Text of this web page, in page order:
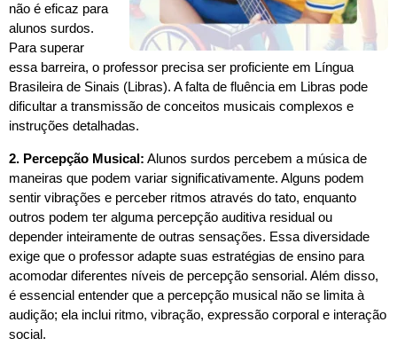
não é eficaz para
alunos surdos.
Para superar
essa barreira, o professor precisa ser proficiente em Língua
Brasileira de Sinais (Libras). A falta de fluência em Libras pode
dificultar a transmissão de conceitos musicais complexos e
instruções detalhadas.
2. Percepção Musical: Alunos surdos percebem a música de
maneiras que podem variar significativamente. Alguns podem
sentir vibrações e perceber ritmos através do tato, enquanto
outros podem ter alguma percepção auditiva residual ou
depender inteiramente de outras sensações. Essa diversidade
exige que o professor adapte suas estratégias de ensino para
acomodar diferentes níveis de percepção sensorial. Além disso,
é essencial entender que a percepção musical não se limita à
audição; ela inclui ritmo, vibração, expressão corporal e interação
social.